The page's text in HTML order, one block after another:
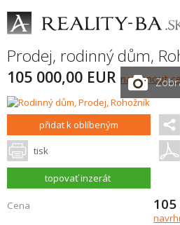
Prodej, rodinný dům,
105 000,00 EUR navrhnout
přidat k oblíbeným
tisk
topovať inzerát
Cena 105